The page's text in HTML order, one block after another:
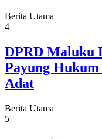
Berita Utama
4
DPRD Maluku
Payung
Adat
Berita Utama
5